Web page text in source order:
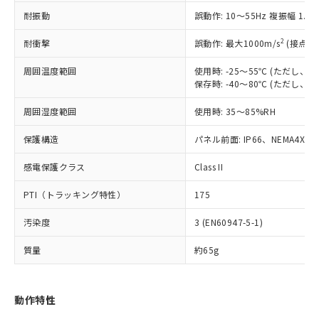
耐振動 誤動作: 10～55Hz 複振幅
耐衝撃 誤動作: 最大1000m/s2 (接点
周囲温度範囲
使用時: -25～55℃ (ただし、氷
保存時: -40～80℃ (ただし、氷
周囲湿度範囲 使用時: 35～85%RH
保護構造 パネル前面: IP66、NEMA4X,
感電保護クラス Class II
PTI（トラッキング特性） 175
汚染度 3 (EN60947-5-1)
質量 約65g
動作特性
記載している更新日時点での社内デー
タに基づき作成されるものであり、閲
覧された時点での実際の在庫および標
準価格とは異なる場合があることをご
正式な納期状況および標準価格はお客
様のお取引先、またはお客様担当のオ
ムロン制御機器販売店・当社販売員に
オムロン制御機器販売店や当社販売拠
販売ネットワーク
」をご確認
ください。
在庫状況および標準価格結果を当社の
事前の承諾なく第三者に漏洩または開
示しないようお願いします。
マイパーツ機能（部品リスト作成サー
ビス）をご利用いただくには、I-Web
メンバーズにご登録されている必要が
鉛(Pb) 1000ppm以下、 水銀(Hg) 1000ppm以下、 カド
六価クロム(Cr(Ⅵ)) 1000ppm以下、ポリ臭化ビフェニル
類(PBB) 1000ppm以下、ポリ臭化ジフェニルエーテル類
(PBDE) 1000ppm以下、フタル酸ビス(2-エチルヘキシ
ル) (DEHP)(別名：DOP) 1000ppm以下、フタル酸ブチ
ルベンジル（BBP） 1000ppm以下、フタル酸ジブチル
（DBP） 1000ppm以下、フタル酸ジイソブチル
(DIBP) 1000ppm以下
但し、RoHS指令で産業用監視および制御機器に対する
適用除外項目は除く。
フタル酸エステル類の４物質については閾値を超える意
図的な使用がないことを確認しています。
※2 対応予定月
部品在庫の切り替え状況などにより、予定
月が前後することがあります。
*中国RoHS10物質の基準値 (GB/T26572)：
Pb(鉛) :1000ppm、 Hg(水銀) : 1000ppm、 Cd(カドミウ
Cr(Ⅵ)(六価クロム) : 1000ppm、 PBBs(ポリ臭化ビフェ
ニル類) : 1000ppm、 PBDEs(ポリ臭化ジフェニルエーテ
ル) : 1000ppm、
DEHP(フタル酸ビス(2-エチルヘキシル)) : 1000ppm
※2 環境保護使用期限
「ｅ」：有害物質（10物質）のすべてが基
準値以下であることを示します。
「10」：通常の使用状況下において有害物
質が外部に漏えいし、環境に深刻な影響を
及ぼさない年数を意味します。
（以下｢規制貨物等」という）を輸出
または国外への提供する場合は、日本
国政府の輸出許可(または役務取引許
可)を取得するなどの必要な手続きを
当社は規制貨物を破棄する場合は、完
全に破砕するなど、違法に輸出されな
いよう必要な手段を講じます。
当社は貴社製品を、核兵器、ミサイ
ル、化学兵器、生物兵器またはその他
武器並びにこれらの製造装置等に一切
使用いたしません。
当社は、貴社製品を第三者に販売する
場合は、上記1、2および3の内容を当
該第三者に通知します。また当社は、
販売先および販売に係わる関係者が違
法に輸出するおそれがある場合は、取
り引きをいたしません。
○ 一定数以上の在庫あり
△ 一定数には満たないが在庫あり
在庫なし(最新の在庫状況につ
いては、お客様のお取引先、ま
たはお客様担当のオムロン制御
機器販売店・当社販売員にご確
認ください)
受注生産機種、また在庫状況の
情報を公開していない機種